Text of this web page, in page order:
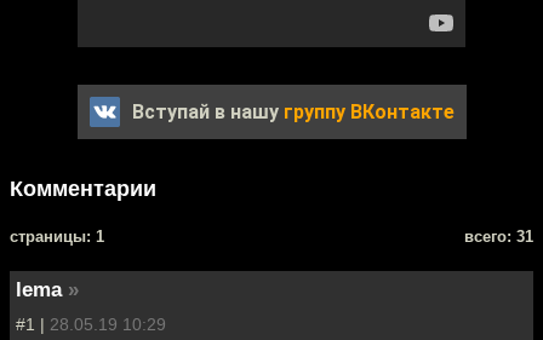
Вступай в нашу группу ВКонтакте
Комментарии
cтраницы: 1 всего: 31
lema »
#1 | 28.05.19 10:29